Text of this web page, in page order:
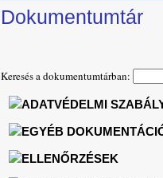
Dokumentumtár
Keresés a dokumentumtárban:
ADATVÉDELMI
EGYÉB
ELLENŐRZÉSEK